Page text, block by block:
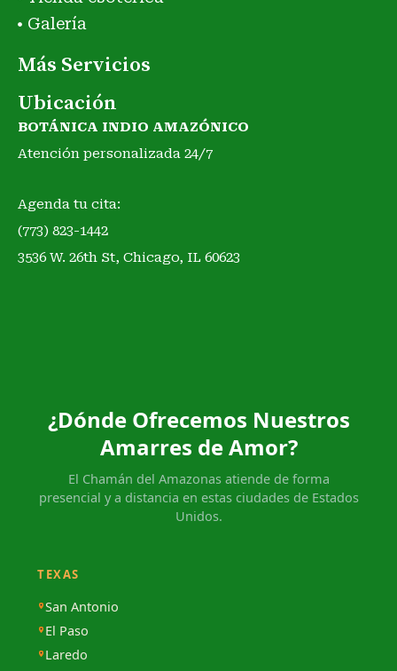
Galería
Más Servicios
Ubicación
BOTÁNICA INDIO AMAZÓNICO
Atención personalizada 24/7
Agenda tu cita:
(773) 823-1442
3536 W. 26th St, Chicago, IL 60623
¿Dónde Ofrecemos Nuestros
Amarres de Amor?
El Chamán del Amazonas atiende de forma
presencial y a distancia en estas ciudades de Estados
Unidos.
TEXAS
San Antonio
El Paso
Laredo